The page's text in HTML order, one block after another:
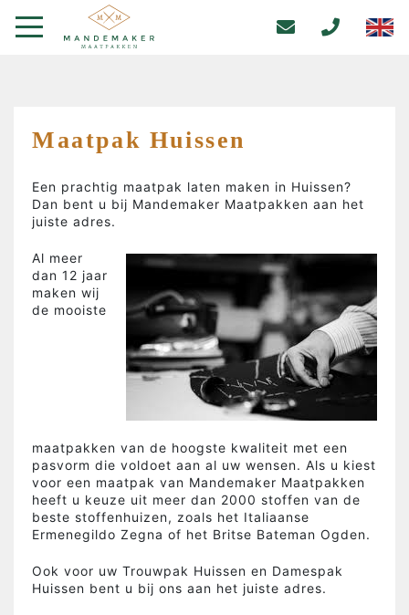
Maatpak Huissen
Een prachtig maatpak laten maken in Huissen?
Dan bent u bij Mandemaker Maatpakken aan het
juiste adres.
Al meer
dan 12 jaar
maken wij
de mooiste
maatpakken van de hoogste kwaliteit met een
pasvorm die voldoet aan al uw wensen. Als u kiest
voor een maatpak van Mandemaker Maatpakken
heeft u keuze uit meer dan 2000 stoffen van de
beste stoffenhuizen, zoals het Italiaanse
Ermenegildo Zegna of het Britse Bateman Ogden.
Ook voor uw Trouwpak Huissen en Damespak
Huissen bent u bij ons aan het juiste adres.